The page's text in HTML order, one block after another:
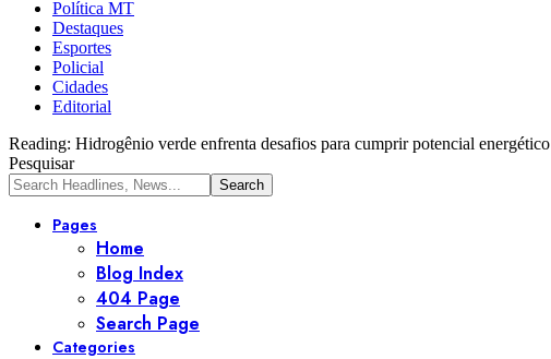
Política MT
Destaques
Esportes
Policial
Cidades
Editorial
Reading: Hidrogênio verde enfrenta desafios para cumprir potencial energético
Pesquisar
Pages
Home
Blog Index
404 Page
Search Page
Categories